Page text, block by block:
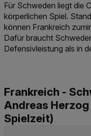
Für Schweden liegt die
körperlichen Spiel.
können Frankreich
Dafür braucht
Defensivleistung als in
Frankreich -
Andreas
Spielzeit)